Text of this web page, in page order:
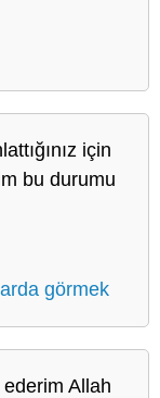
için
bu durumu
görmek
Allah